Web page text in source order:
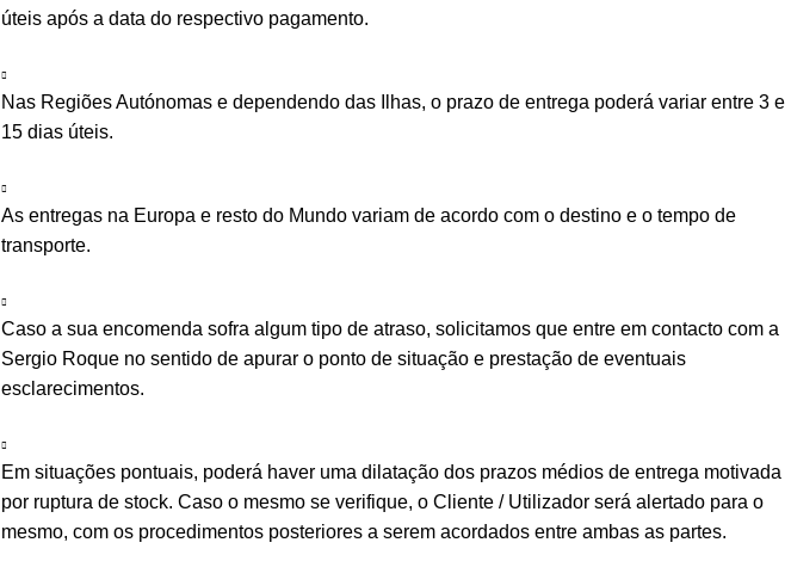
úteis após a data do respectivo pagamento.
Nas Regiões Autónomas e dependendo das Ilhas, o prazo de entrega poderá variar entre 3 e
15 dias úteis.
As entregas na Europa e resto do Mundo variam de acordo com o destino e o tempo de
transporte.
Caso a sua encomenda sofra algum tipo de atraso, solicitamos que entre em contacto com a
Sergio Roque no sentido de apurar o ponto de situação e prestação de eventuais
esclarecimentos.
Em situações pontuais, poderá haver uma dilatação dos prazos médios de entrega motivada
por ruptura de stock. Caso o mesmo se verifique, o Cliente / Utilizador será alertado para o
mesmo, com os procedimentos posteriores a serem acordados entre ambas as partes.